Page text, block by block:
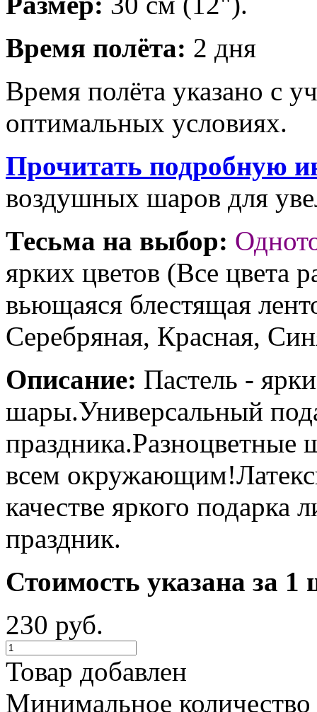
Время полёта: 2 дня
Время полёта указано с
оптимальных условиях.
Прочитать подробную
воздушных шаров для
Тесьма на выбор:
ярких цветов (Все цвета
вьющаяся блестящая
Серебряная, Красная,
Описание: Пастель -
шары.Универсальный
праздника.Разноцветные
всем
качестве яркого
праздник.
Стоимость указана за 1
230 руб.
Товар добавлен
Минимальное